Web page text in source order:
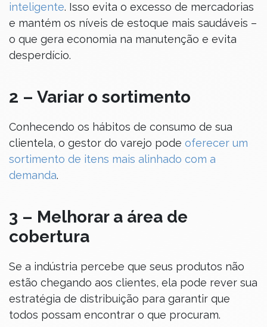
inteligente. Isso evita o excesso de mercadorias
e mantém os níveis de estoque mais saudáveis –
o que gera economia na manutenção e evita
desperdício.
2 – Variar o sortimento
Conhecendo os hábitos de consumo de sua
clientela, o gestor do varejo pode oferecer um
sortimento de itens mais alinhado com a
demanda.
3 – Melhorar a área de
cobertura
Se a indústria percebe que seus produtos não
estão chegando aos clientes, ela pode rever sua
estratégia de distribuição para garantir que
todos possam encontrar o que procuram.